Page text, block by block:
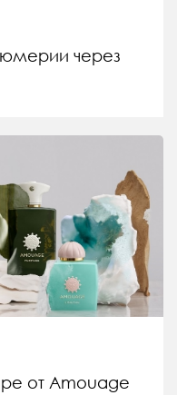
через
от Amouage